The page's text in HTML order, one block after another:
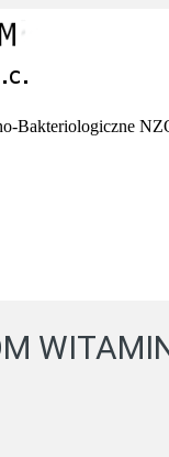
Bakteriologiczne